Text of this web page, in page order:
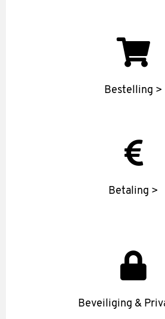
Bestelling >
Betaling >
Beveiliging &